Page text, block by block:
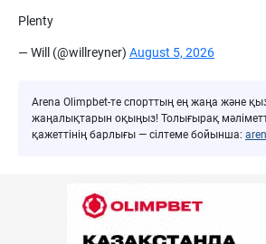
Plenty
— Will (@willreyner) August 5, 2026
Arena Olimpbet-те спорттың ең жаңа және
жаңалықтарын оқыңыз! Толығырақ
қажеттінің барлығы — сілтеме бойынша: